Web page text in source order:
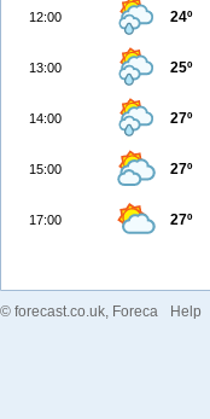
12:00 24º
13:00 25º
14:00 27º
15:00 27º
17:00 27º
© forecast.co.uk, Foreca Help